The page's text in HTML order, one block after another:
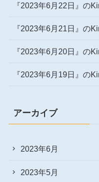
『2023年6月22日』の
『2023年6月21日』の
『2023年6月20日』の
『2023年6月19日』の
アーカイブ
2023年6月
2023年5月